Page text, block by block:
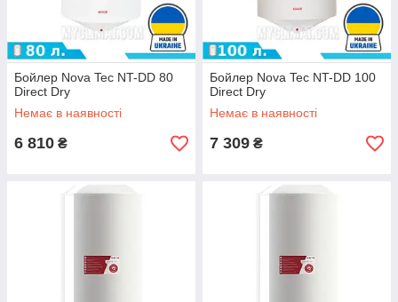
Бойлер Nova Tec NT-DD 80
Direct Dry
Немає в наявності
6 810 ₴
Бойлер Nova Tec NT-DD 100
Direct Dry
Немає в наявності
7 309 ₴